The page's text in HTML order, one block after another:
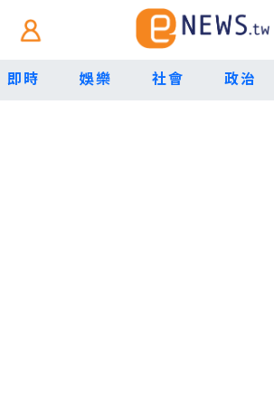
即時 娛樂 社會 政治